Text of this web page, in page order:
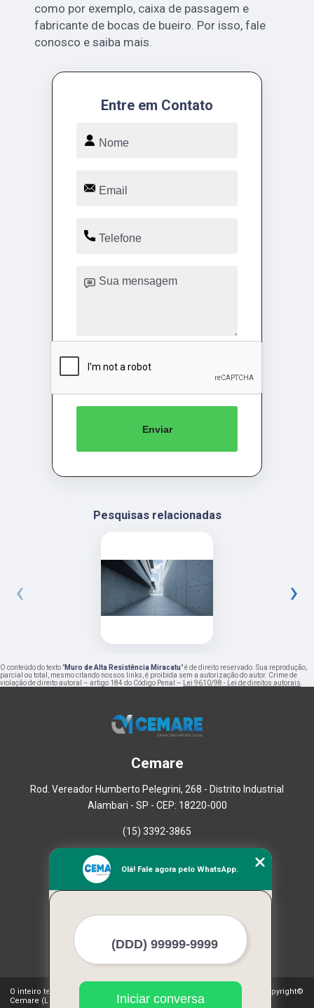
como por exemplo, caixa de passagem e
fabricante de bocas de bueiro. Por isso, fale
conosco e saiba mais.
Entre em Contato
Enviar
Pesquisas relacionadas
‹ ›
O conteúdo do texto "Muro de Alta Resistência Miracatu" é de direito reservado. Sua reprodução,
parcial ou total, mesmo citando nossos links, é proibida sem a autorização do autor. Crime de
violação de direito autoral – artigo 184 do Código Penal –
Lei 9610/98 - Lei de direitos autorais
Cemare
Rod. Vereador Humberto Pelegrini, 268 - Distrito Industrial
Alambari - SP - CEP: 18220-000
(15) 3392-3865
Empresa
Missão
Mapa do site
Mais Serviços
O inteiro teor deste site está sujeito à proteção de direitos autorais. Copyright©
Cemare (Lei 9610 de 19/02/1998)
Olá! Fale agora pelo WhatsApp.
Iniciar conversa